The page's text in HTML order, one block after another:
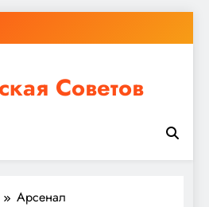
Советов
строительство, в Мастерской
Арсенал